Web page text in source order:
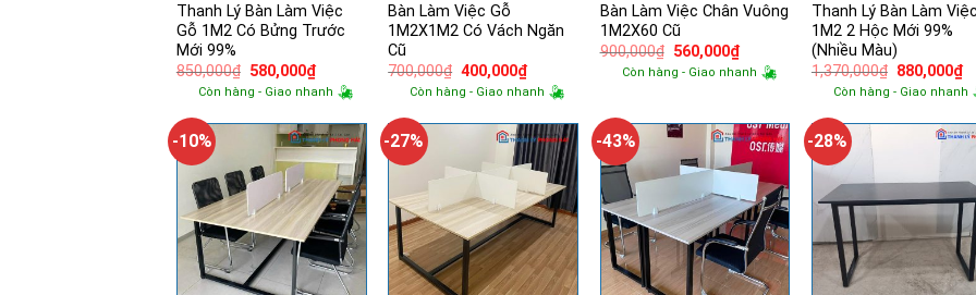
Thanh Lý Bàn Làm Việc
Gỗ 1M2 Có Bửng Trước
Mới 99%
850,000₫ Giá
gốc
là:
580,000₫Giá
hiện
tại
580,000₫.
Còn hàng - Giao nhanh
Bàn Làm Việc Gỗ
1M2X1M2 Có Vách Ngăn
Cũ
700,000₫ Giá
gốc
là:
400,000₫Giá
hiện
tại
400,000₫.
Còn hàng - Giao nhanh
Bàn Làm Việc Chân Vuông
1M2X60 Cũ
900,000₫ Giá
gốc
là:
560,000₫Giá
hiện
tại
Còn hàng - Giao nhanh
Thanh Lý Bàn Làm Việc
1M2 2 Hộc Mới 99%
(Nhiều Màu)
1,370,000₫ Giá
gốc
là:
880,000₫Giá
Còn hàng - Giao nhanh
-10% -27% -43% -28%